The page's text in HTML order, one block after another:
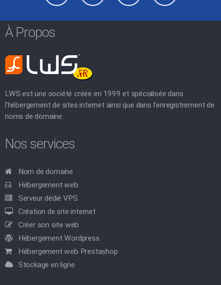
À Propos
LWS est une société créée en 1999 et spécialisée dans
l'hébergement de sites internet ainsi que dans l'enregistrement de
noms de domaine.
Nos services
Nom de domaine
Hébergement web
Serveur dédié VPS
Création de site internet
Créer son site web
Hébergement Wordpress
Hébergement web Prestashop
Stockage en ligne